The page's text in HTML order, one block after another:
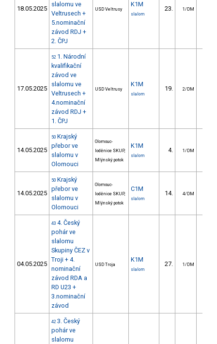
18.05.2025
slalomu ve
Veltrusech +
5.nominační
závod RDJ +
2. ČPJ
USD Veltrusy
K1M
slalom
23. 1/DM
17.05.2025
52 1. Národní
kvalifikační
závod ve
slalomu ve
Veltrusech +
4.nominační
závod RDJ +
1. ČPJ
USD Veltrusy
K1M
slalom
19. 2/DM
14.05.2025
50 Krajský
přebor ve
slalomu v
Olomouci
Olomouc-
loděnice SKUP,
Mlýnský potok
K1M
slalom
4. 1/DM
14.05.2025
50 Krajský
přebor ve
slalomu v
Olomouci
Olomouc-
loděnice SKUP,
Mlýnský potok
C1M
slalom
14. 4/DM
04.05.2025
43 4. Český
pohár ve
slalomu
Skupiny ČEZ v
Troji + 4.
nominační
závod RDA a
RD U23 +
3.nominační
závod
USD Troja
K1M
slalom
27. 1/DM
42 3. Český
pohár ve
slalomu